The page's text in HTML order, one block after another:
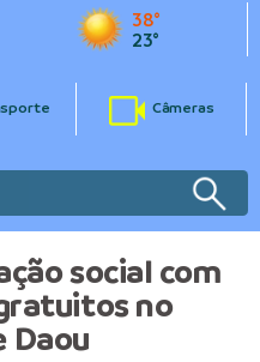
38°
23°
Câmeras
social com
no
Daou